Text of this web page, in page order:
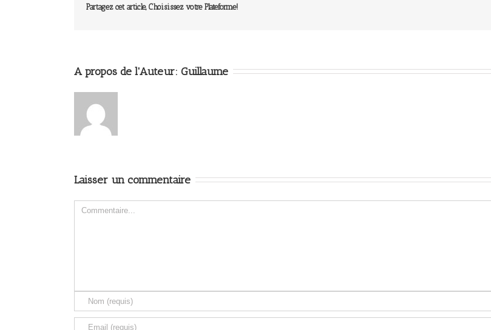
Partagez cet article, Choisissez votre Plateforme!
A propos de l'Auteur: Guillaume
Laisser un commentaire